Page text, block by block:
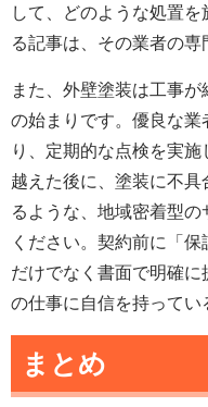
して、どのような処置
る記事は、その業者の専
また、外壁塗装は工事
の始まりです。優良な
り、定期的な点検を実
越えた後に、塗装に不
るような、地域密着型
ください。契約前に「
だけでなく書面で明確
の仕事に自信を持ってい
まとめ